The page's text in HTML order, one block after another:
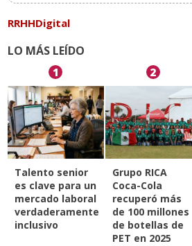
RRHHDigital
LO MÁS LEÍDO
1
Talento senior
es clave para un
mercado laboral
verdaderamente
inclusivo
2
Grupo RICA
Coca-Cola
recuperó más
de 100 millones
de botellas de
PET en 2025